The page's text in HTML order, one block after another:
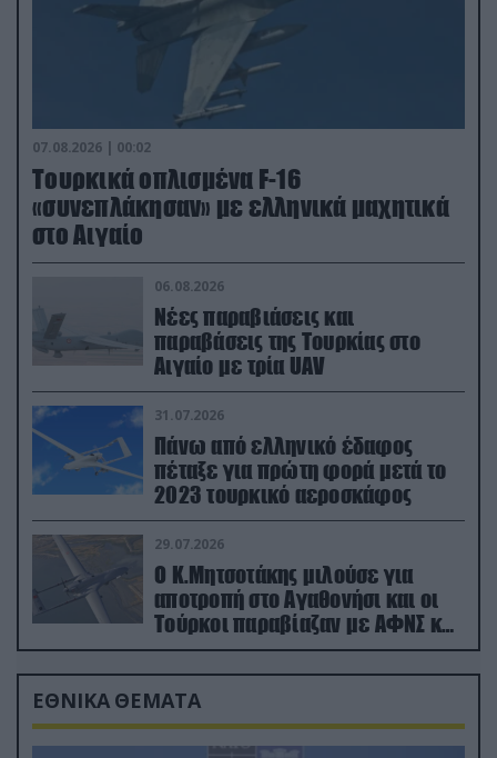
07.08.2026 | 00:02
Τουρκικά οπλισμένα F-16
«συνεπλάκησαν» με ελληνικά μαχητικά
στο Αιγαίο
06.08.2026
Νέες παραβιάσεις και
παραβάσεις της Τουρκίας στο
Αιγαίο με τρία UAV
31.07.2026
Πάνω από ελληνικό έδαφος
πέταξε για πρώτη φορά μετά το
2023 τουρκικό αεροσκάφος
29.07.2026
Ο Κ.Μητσοτάκης μιλούσε για
αποτροπή στο Αγαθονήσι και οι
Τούρκοι παραβίαζαν με ΑΦΝΣ και
drone
ΕΘΝΙΚΑ ΘΕΜΑΤΑ